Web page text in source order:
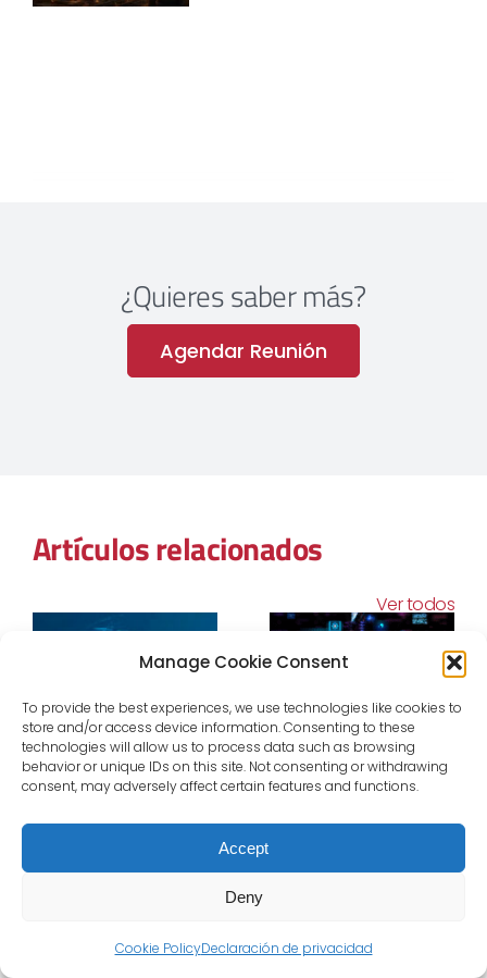
Manage Cookie Consent
To provide the best experiences, we use technologies like cookies to
store and/or access device information. Consenting to these
technologies will allow us to process data such as browsing
behavior or unique IDs on this site. Not consenting or withdrawing
consent, may adversely affect certain features and functions.
Accept
Deny
Cookie PolicyDeclaración de privacidad
¿Quieres saber más?
Agendar Reunión
Artículos relacionados
Ver todos
El Mercado
Eléctrico Cuarto
Horario: Una
Nueva Era para
18 septiembre, 2025
De los datos a la
Inteligencia
artificial para un
energética